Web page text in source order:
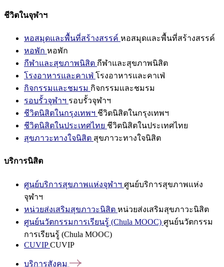
ชีวิตในจุฬาฯ
หอสมุดและพื้นที่สร้างสรรค์ หอสมุดและพื้นที่สร้างสรรค์
หอพัก หอพัก
กีฬาและสุขภาพนิสิต กีฬาและสุขภาพนิสิต
โรงอาหารและคาเฟ่ โรงอาหารและคาเฟ่
กิจกรรมและชมรม กิจกรรมและชมรม
รอบรั้วจุฬาฯ รอบรั้วจุฬาฯ
ชีวิตนิสิตในกรุงเทพฯ ชีวิตนิสิตในกรุงเทพฯ
ชีวิตนิสิตในประเทศไทย ชีวิตนิสิตในประเทศไทย
สุขภาวะทางใจนิสิต สุขภาวะทางใจนิสิต
บริการนิสิต
ศูนย์บริการสุขภาพแห่งจุฬาฯ ศูนย์บริการสุขภาพแห่ง
จุฬาฯ
หน่วยส่งเสริมสุขภาวะนิสิต หน่วยส่งเสริมสุขภาวะนิสิต
ศูนย์นวัตกรรมการเรียนรู้ (Chula MOOC) ศูนย์นวัตกรรม
การเรียนรู้ (Chula MOOC)
CUVIPCUVIP
บริการสังคม